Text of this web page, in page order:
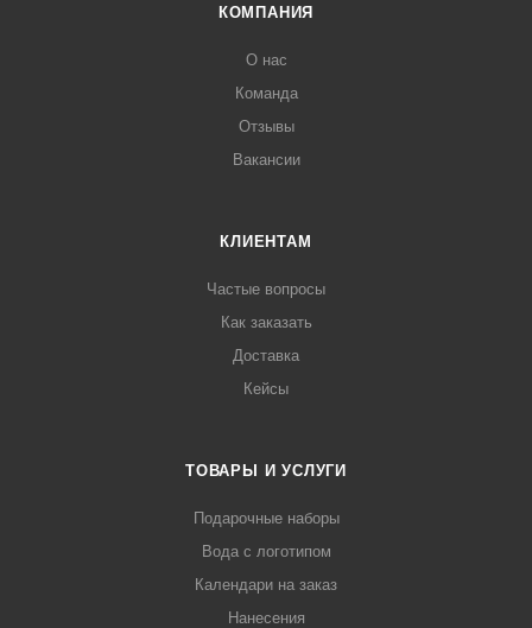
КОМПАНИЯ
О нас
Команда
Отзывы
Вакансии
КЛИЕНТАМ
Частые вопросы
Как заказать
Доставка
Кейсы
ТОВАРЫ И УСЛУГИ
Подарочные наборы
Вода с логотипом
Календари на заказ
Нанесения